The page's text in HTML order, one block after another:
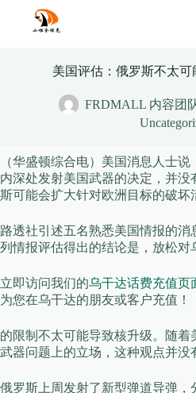
content
美国评估：俄罗斯不太可
FRDMALL 内容团
（华盛顿综合电）美国消息人士
内深处发射美国武器的决定，并没
斯可能会扩大针对欧洲目标的破坏
路透社引述五名熟悉美国情报的
列情报评估得出的结论是，放松对
立即访问我们的乌干达话费充值页
为您在乌干达的朋友或客户充值！
的限制不太可能导致核升级。随
武器问题上的立场，这种观点并没
俄罗斯上周发射了新型弹道导弹